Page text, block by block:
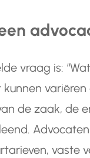
vraag is:
de zaak, de
vaste